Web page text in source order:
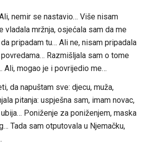
nemir se nastavio… Više nisam
mržnja, osjećala sam da me
pripadam tu… Ali ne, nisam pripadala
Razmišljala sam o tome
Ali, mogao je i povrijedio me…
da napuštam sve: djecu, muža,
pitanja: uspješna sam, imam novac,
Poniženje za poniženjem, maska
Tada sam otputovala u Njemačku,